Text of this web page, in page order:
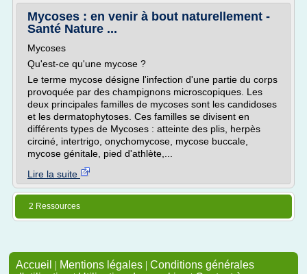
Mycoses : en venir à bout naturellement -
Santé Nature ...
Mycoses
Qu'est-ce qu'une mycose ?
Le terme mycose désigne l'infection d'une partie du corps
provoquée par des champignons microscopiques. Les
deux principales familles de mycoses sont les candidoses
et les dermatophytoses. Ces familles se divisent en
différents types de Mycoses : atteinte des plis, herpès
circiné, intertrigo, onychomycose, mycose buccale,
mycose génitale, pied d'athlète,...
Lire la suite
2 Ressources
Accueil | Mentions légales | Conditions générales